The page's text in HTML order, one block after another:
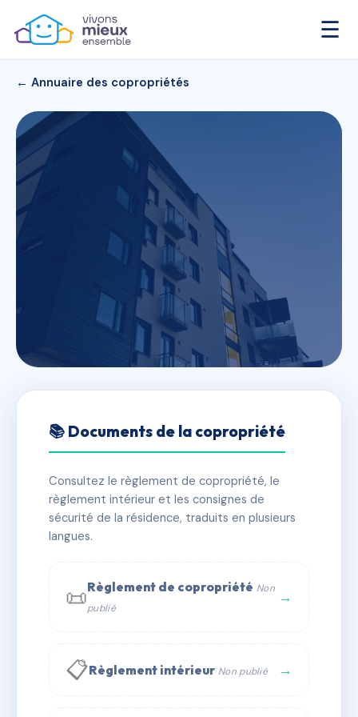
☰
← Annuaire des copropriétés
50 RUE RASPAIL
✓ Immatriculée 🏠 21 lots 🏗 1 bâtiment(s)
📞 Contacter Syndic Digital
📚 Documents de la copropriété
Consultez le règlement de copropriété, le
règlement intérieur et les consignes de
sécurité de la résidence, traduits en plusieurs
langues.
📜Règlement de copropriété Non
publié
→
📋Règlement intérieur Non publié →